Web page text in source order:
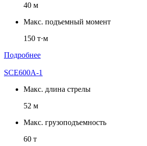
40 м
Макс. подъемный момент
150 т·м
Подробнее
SCE600A-1
Макс. длина стрелы
52 м
Макс. грузоподъемность
60 т